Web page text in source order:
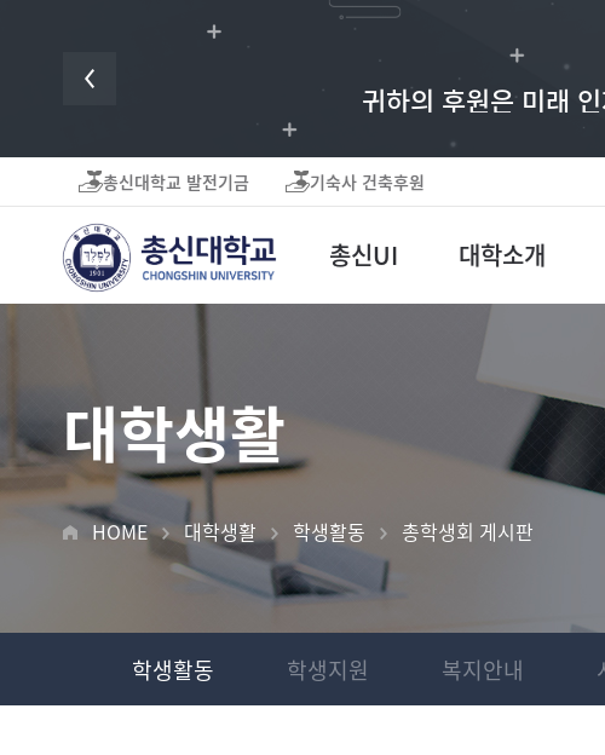
귀하의 후원은 미래
총신대학교 발전기금 기숙사 건축후원
총신UI 대학소개
대학생활
HOME 대학생활 학생활동 총학생회 게시판
학생활동 학생지원 복지안내